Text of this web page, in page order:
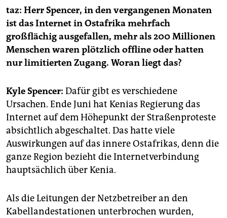
abo
genossenschaft
epaper login
taz: Herr Spencer, in den vergangenen Monaten
ist das Internet in Ostafrika mehrfach
großflächig ausgefallen, mehr als 200 Millionen
Menschen waren plötzlich offline oder hatten
nur limitierten Zugang. Woran liegt das?
Kyle Spencer: Dafür gibt es verschiedene
Ursachen. Ende Juni hat Kenias Regierung das
Internet auf dem Höhepunkt der Straßenproteste
absichtlich abgeschaltet. Das hatte viele
Auswirkungen auf das innere Ostafrikas, denn die
ganze Region bezieht die Internetverbindung
hauptsächlich über Kenia.
Als die Leitungen der Netzbetreiber an den
Kabellandestationen unterbrochen wurden,